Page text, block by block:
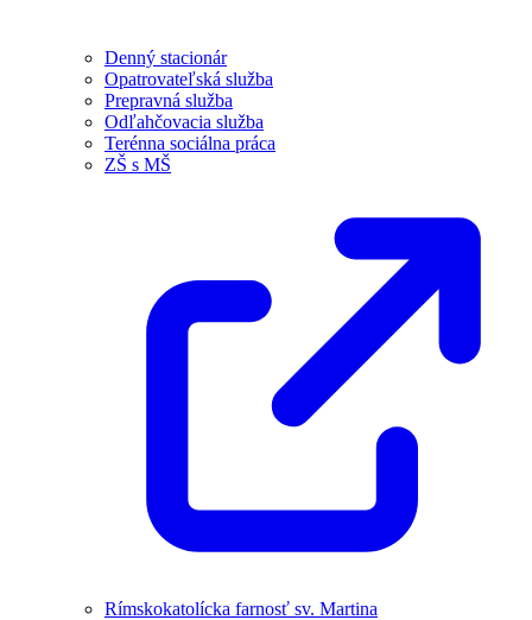
Denný stacionár
Opatrovateľská služba
Prepravná služba
Odľahčovacia služba
Terénna sociálna práca
ZŠ s MŠ
Rímskokatolícka farnosť sv. Martina